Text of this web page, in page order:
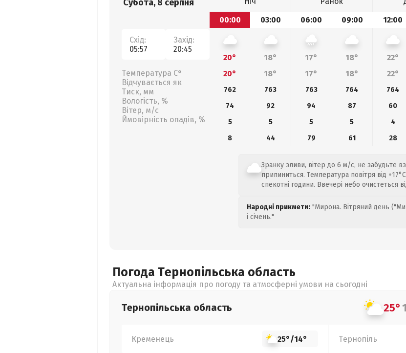
Субота, 8 серпня
Схід:
05:57
Захід:
20:45
Температура С°
Відчувається як
Тиск, мм
Вологість, %
Вітер, м/с
Ймовірність опадів, %
00:00
03:00 06:00 09:00 12:00
20° 18° 17° 18° 22°
20°
18° 17° 18° 22°
762 763 763 764 764
74
92 94 87 60
5
5 5 5 4
8
44 79 61 28
Зранку зливи, вітер до 6 м/с, не забудьте
припиниться. Температура повітря від
спекотні години. Ввечері небо очистеться
Народні прикмети: "Мирона. Вітряний день
і січень."
Погода Тернопільська область
Актуальна інформація про погоду та атмосферні умови на сьогодні
Тернопільська область 25°
Кременець 25°/14° Тернопіль